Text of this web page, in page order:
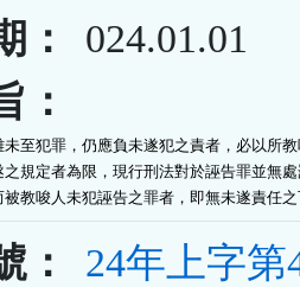
：
024.01.01
至犯罪，仍應負未遂犯之責者，必以所
規定者為限，現行刑法對於誣告罪並無
教唆人未犯誣告之罪者，即無未遂責任
：
24年上字第